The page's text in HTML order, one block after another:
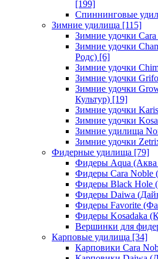
[199]
Спиннинговые
Зимние удилища [115]
Зимние удочки
Зимние удочки
Родс) [6]
Зимние удочки
Зимние удочки
Зимние удочки
Культур) [19]
Зимние удочки
Зимние удочки
Зимние удилища
Зимние удочки
Фидерные удилища [79]
Фидеры Aqua
Фидеры Cara Noble
Фидеры Black Hole
Фидеры Daiwa
Фидеры Favorite
Фидеры Kosadaka
Вершинки для
Карповые удилища [34]
Карповики Cara